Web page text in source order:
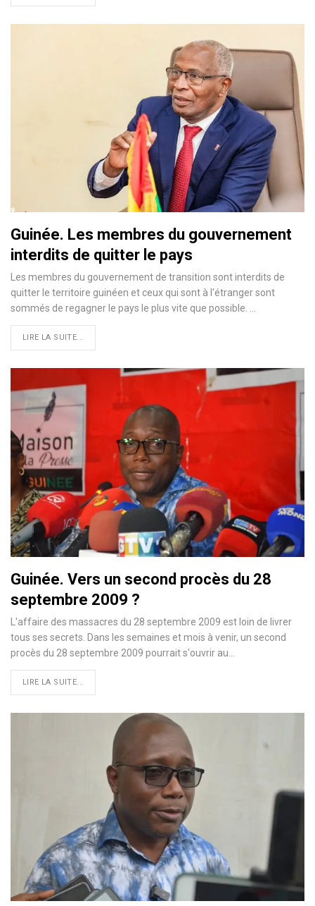
Guinée. Les membres du gouvernement
interdits de quitter le pays
Les membres du gouvernement de transition sont interdits de
quitter le territoire guinéen et ceux qui sont à l'étranger sont
sommés de regagner le pays le plus vite que possible. …
LIRE LA SUITE...
Guinée. Vers un second procès du 28
septembre 2009 ?
L'affaire des massacres du 28 septembre 2009 est loin de livrer
tous ses secrets. Dans les semaines et mois à venir, un second
procès du 28 septembre 2009 pourrait s'ouvrir au…
LIRE LA SUITE...